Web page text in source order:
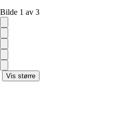
Bilde 1 av 3
Vis større